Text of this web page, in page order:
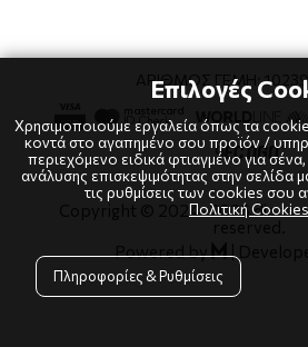
Τρόποι
Επιστροφές
Πολιτική
Copyright © 2024-2026
Powered by
|
ΑΡΙΘΜΟΣ ΓΕΜΗ:
Επιλογές
Χρησιμοποιούμε εργαλεία όπως τα
κοντά στο αγαπημένο σου προϊόν /
περιεχόμενο ειδικά φτιαγμένο για
ανάλυσης επισκεψιμότητας στην σελίδα
τις ρυθμίσεις των cookies σου
Πολιτική Cookies
Πληροφορίες & Ρυθμίσεις